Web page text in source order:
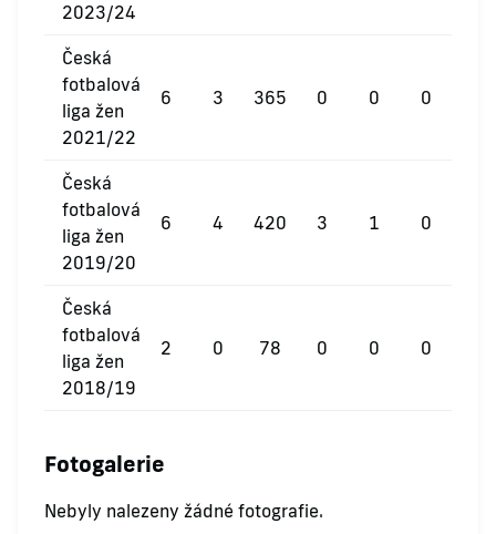
2023/24
Česká
fotbalová
liga žen
2021/22
6 3 365 0 0 0
Česká
fotbalová
liga žen
2019/20
6 4 420 3 1 0
Česká
fotbalová
liga žen
2018/19
2 0 78 0 0 0
Fotogalerie
Nebyly nalezeny žádné fotografie.